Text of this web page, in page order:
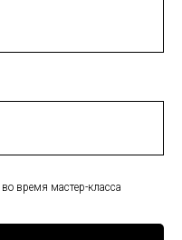
во время мастер-класса